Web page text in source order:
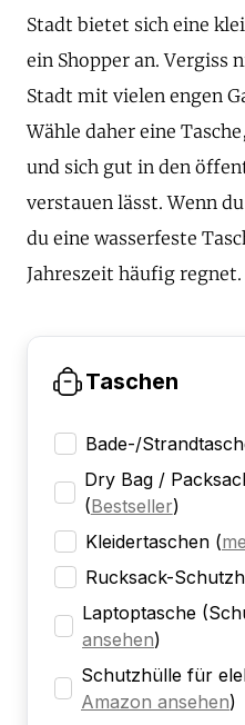
Stadt bietet sich eine
ein Shopper an. Vergiss
Stadt mit vielen engen
Wähle daher eine
und sich gut in den
verstauen lässt. Wenn
du eine wasserfeste
Jahreszeit häufig regnet.
Taschen
Bade-/
Dry Bag /
(Bestseller)
Kleidertaschen (
Rucksack-
Laptoptasche
ansehen)
Schutzhülle für
Amazon ansehen)